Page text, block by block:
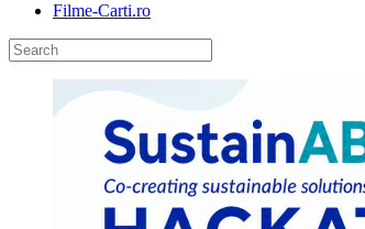
Filme-Carti.ro